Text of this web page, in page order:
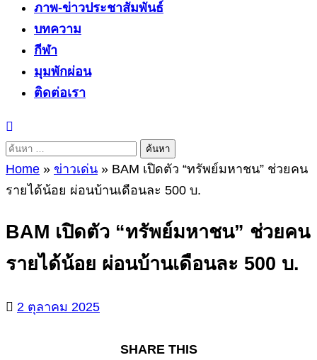
ภาพ-ข่าวประชาสัมพันธ์
บทความ
กีฬา
มุมพักผ่อน
ติดต่อเรา
ค้นหา
สำหรับ:
Home » ข่าวเด่น » BAM เปิดตัว “ทรัพย์มหาชน” ช่วยคน
รายได้น้อย ผ่อนบ้านเดือนละ 500 บ.
BAM เปิดตัว “ทรัพย์มหาชน” ช่วยคน
รายได้น้อย ผ่อนบ้านเดือนละ 500 บ.
2 ตุลาคม 2025
SHARE THIS